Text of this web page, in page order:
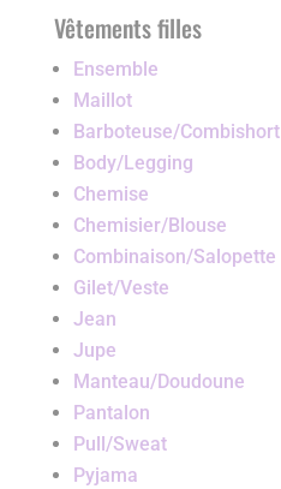
Vêtements filles
Ensemble
Maillot
Barboteuse/Combishort
Body/Legging
Chemise
Chemisier/Blouse
Combinaison/Salopette
Gilet/Veste
Jean
Jupe
Manteau/Doudoune
Pantalon
Pull/Sweat
Pyjama